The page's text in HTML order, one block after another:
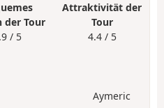
der Tour
/ 5
Attraktivität der
Tour
4.4 / 5
Aymeric